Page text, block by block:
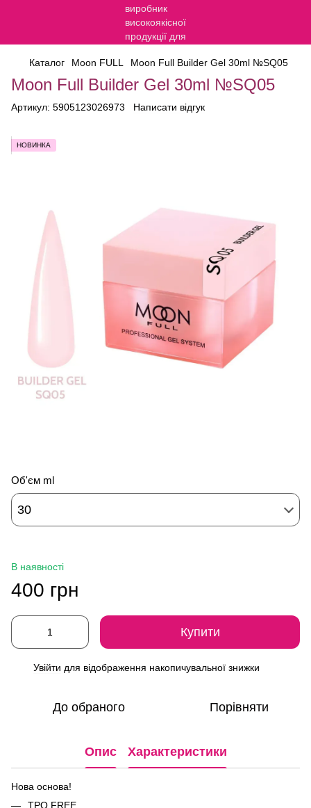
Каталог Moon FULL Moon Full Builder Gel 30ml №SQ05
Moon Full Builder Gel 30ml №SQ05
Артикул: 5905123026973 Написати відгук
НОВИНКА
Об'єм ml
30
В наявності
400 грн
Купити
Увійти для відображення накопичувальної знижки
До обраного Порівняти
Опис Характеристики
Нова основа!
ТРО FREE